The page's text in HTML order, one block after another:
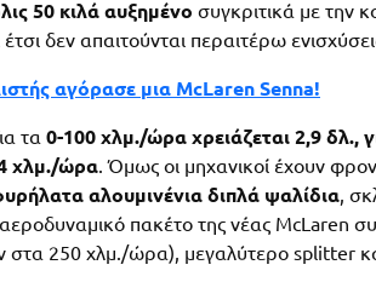
50 κιλά αυξημένο συγκριτικά με την
έτσι δεν απαιτούνται περαιτέρω
αγόρασε μια McLaren Senna!
τα 0-100 χλμ./ώρα χρειάζεται 2,9 δλ.,
χλμ./ώρα. Όμως οι μηχανικοί έχουν
αλουμινένια διπλά ψαλίδια,
πακέτο της νέας McLaren
στα 250 χλμ./ώρα), μεγαλύτερο splitter